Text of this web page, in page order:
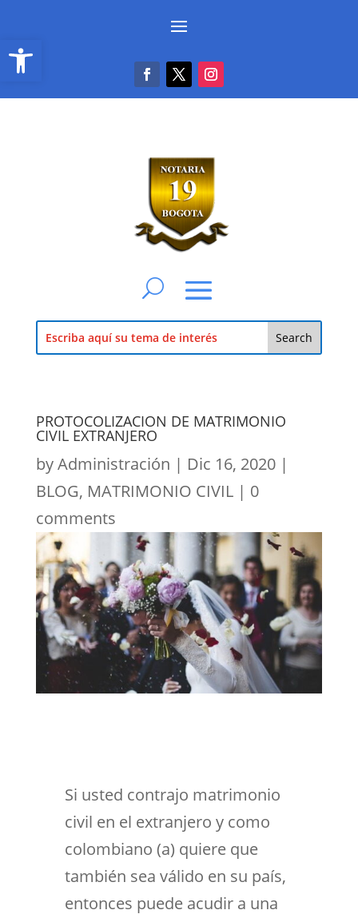
Abrir barra de herramientas
PROTOCOLIZACION DE MATRIMONIO
CIVIL EXTRANJERO
byAdministración | Dic 16, 2020|
BLOG, MATRIMONIO CIVIL| 0
comments
Si usted contrajo matrimonio
civil en el extranjero y como
colombiano (a) quiere que
también sea válido en su país,
entonces puede acudir a una